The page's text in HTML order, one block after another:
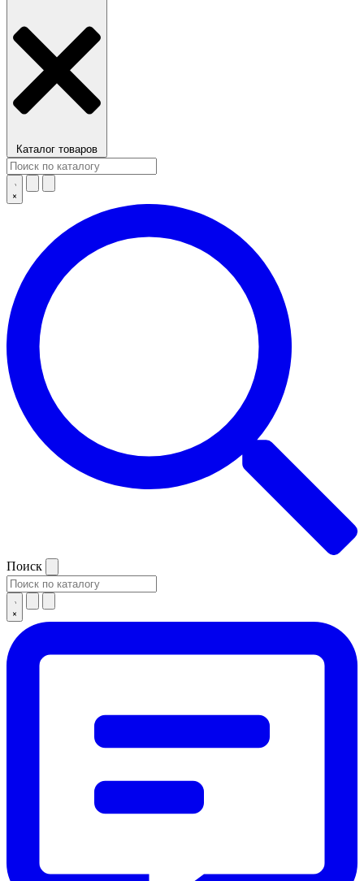
Каталог товаров
Поиск